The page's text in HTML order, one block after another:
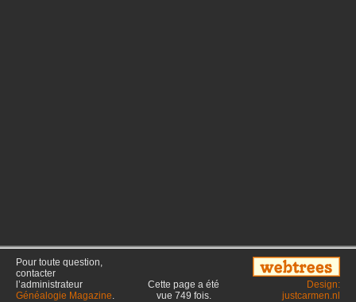
Pour toute question,
contacter
l’administrateur
Généalogie Magazine.
Cette page a été
vue 749 fois.
Design:
justcarmen.nl